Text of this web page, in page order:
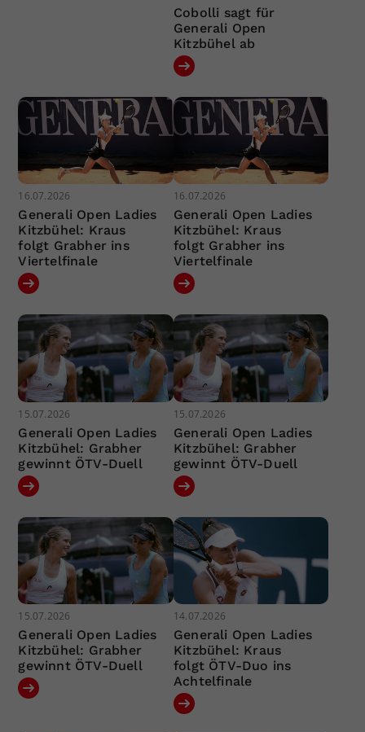
Cobolli sagt für
Generali Open
Kitzbühel ab
16.07.2026
Generali Open Ladies
Kitzbühel: Kraus
folgt Grabher ins
Viertelfinale
16.07.2026
Generali Open Ladies
Kitzbühel: Kraus
folgt Grabher ins
Viertelfinale
15.07.2026
Generali Open Ladies
Kitzbühel: Grabher
gewinnt ÖTV-Duell
15.07.2026
Generali Open Ladies
Kitzbühel: Grabher
gewinnt ÖTV-Duell
15.07.2026
Generali Open Ladies
Kitzbühel: Grabher
gewinnt ÖTV-Duell
14.07.2026
Generali Open Ladies
Kitzbühel: Kraus
folgt ÖTV-Duo ins
Achtelfinale